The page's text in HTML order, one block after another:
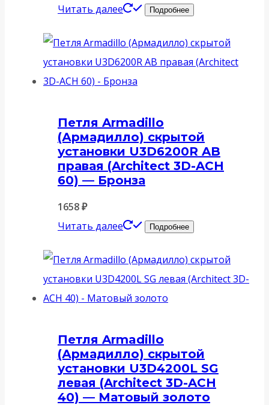
Читать далее Подробнее
Петля Armadillo
(Армадилло) скрытой
установки U3D6200R AB
правая (Architect 3D-ACH
60) — Бронза
1658₽
Читать далее
Подробнее
Петля Armadillo
(Армадилло) скрытой
установки U3D4200L SG
левая (Architect 3D-ACH
40) — Матовый золото